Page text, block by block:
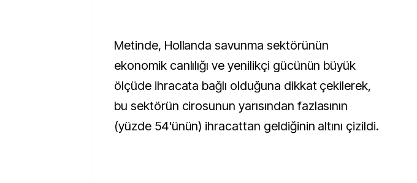
Metinde, Hollanda savunma sektörünün
ekonomik canlılığı ve yenilikçi gücünün büyük
ölçüde ihracata bağlı olduğuna dikkat çekilerek,
bu sektörün cirosunun yarısından fazlasının
(yüzde 54'ünün) ihracattan geldiğinin altını çizildi.